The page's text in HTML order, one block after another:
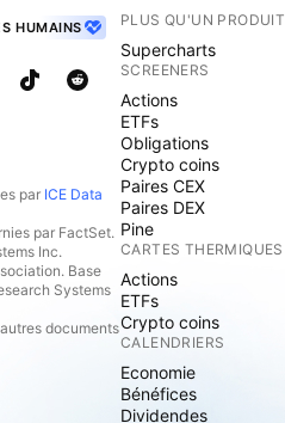
HUMAINS
par ICE Data
par FactSet.
Inc.
Base
Systems
documents
PLUS QU'UN PRODUIT
Supercharts
SCREENERS
Actions
ETFs
Obligations
Crypto coins
Paires CEX
Paires DEX
Pine
CARTES THERMIQUES
Actions
ETFs
Crypto coins
CALENDRIERS
Economie
Bénéfices
Dividendes